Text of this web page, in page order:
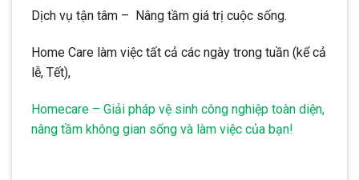
Dịch vụ tận tâm – Nâng tầm giá trị cuộc sống.
Home Care làm việc tất cả các ngày trong tuần (kể cả
lễ, Tết),
Homecare – Giải pháp vệ sinh công nghiệp toàn diện,
nâng tầm không gian sống và làm việc của bạn!